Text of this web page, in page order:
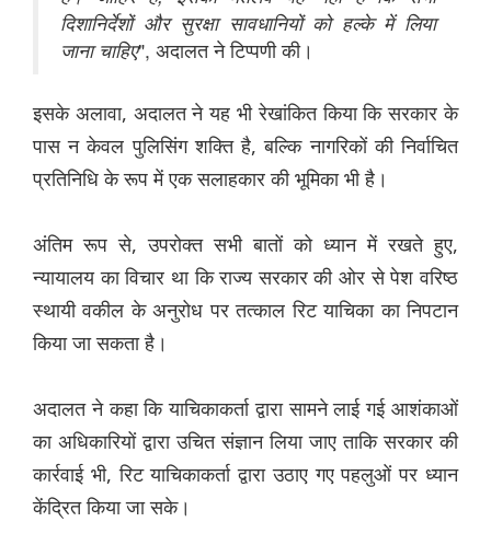
दिशानिर्देशों और सुरक्षा सावधानियों को हल्के में लिया
जाना चाहिए", अदालत ने टिप्पणी की।
इसके अलावा, अदालत ने यह भी रेखांकित किया कि सरकार के
पास न केवल पुलिसिंग शक्ति है, बल्कि नागरिकों की निर्वाचित
प्रतिनिधि के रूप में एक सलाहकार की भूमिका भी है।
अंतिम रूप से, उपरोक्त सभी बातों को ध्यान में रखते हुए,
न्यायालय का विचार था कि राज्य सरकार की ओर से पेश वरिष्ठ
स्थायी वकील के अनुरोध पर तत्काल रिट याचिका का निपटान
किया जा सकता है।
अदालत ने कहा कि याचिकाकर्ता द्वारा सामने लाई गई आशंकाओं
का अधिकारियों द्वारा उचित संज्ञान लिया जाए ताकि सरकार की
कार्रवाई भी, रिट याचिकाकर्ता द्वारा उठाए गए पहलुओं पर ध्यान
केंद्रित किया जा सके।